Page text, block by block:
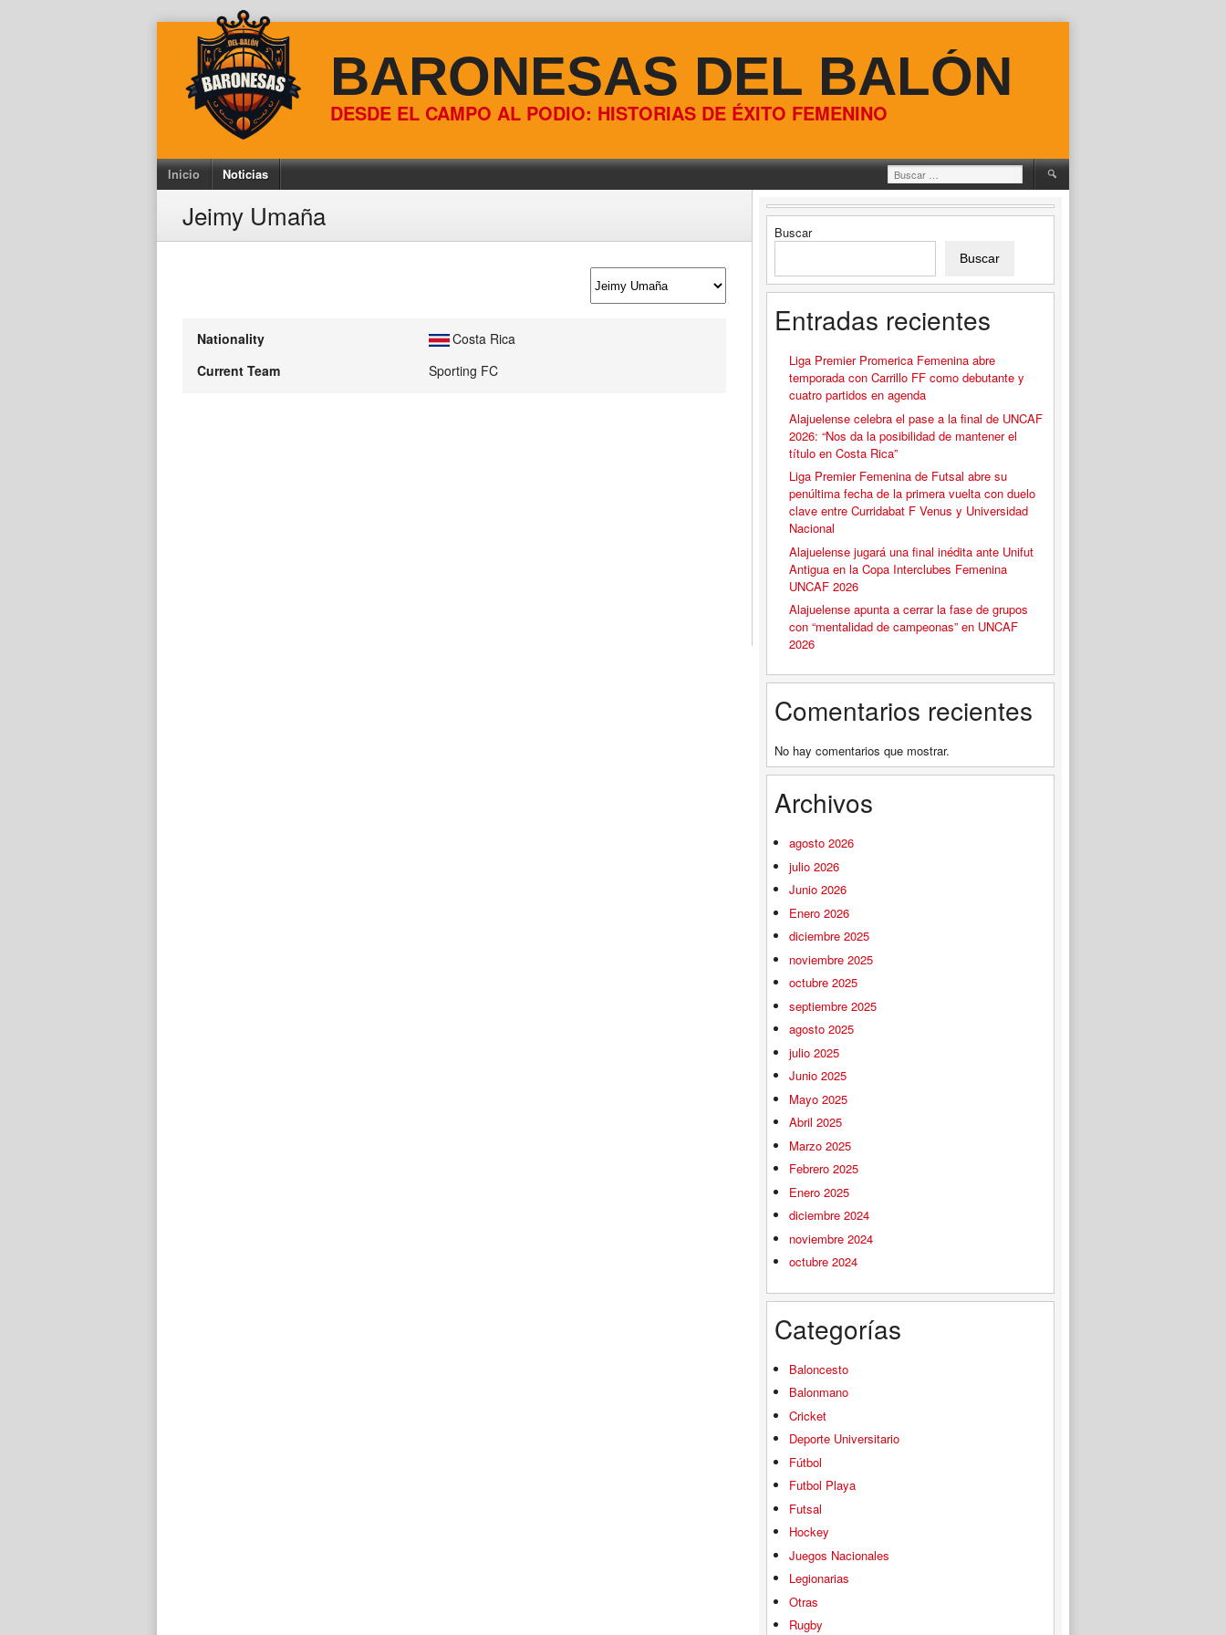
BARONESAS DEL BALÓN
DESDE EL CAMPO AL PODIO: HISTORIAS DE ÉXITO FEMENINO
Inicio Noticias Buscar:
Jeimy Umaña
Nationality
Costa Rica
Current Team
Sporting FC
Buscar
Buscar
Entradas recientes
Liga Premier Promerica Femenina abre
temporada con Carrillo FF como debutante y
cuatro partidos en agenda
Alajuelense celebra el pase a la final de UNCAF
2026: “Nos da la posibilidad de mantener el
título en Costa Rica”
Liga Premier Femenina de Futsal abre su
penúltima fecha de la primera vuelta con duelo
clave entre Curridabat F Venus y Universidad
Nacional
Alajuelense jugará una final inédita ante Unifut
Antigua en la Copa Interclubes Femenina
UNCAF 2026
Alajuelense apunta a cerrar la fase de grupos
con “mentalidad de campeonas” en UNCAF
2026
Comentarios recientes
No hay comentarios que mostrar.
Archivos
agosto 2026
julio 2026
Junio 2026
Enero 2026
diciembre 2025
noviembre 2025
octubre 2025
septiembre 2025
agosto 2025
julio 2025
Junio 2025
Mayo 2025
Abril 2025
Marzo 2025
Febrero 2025
Enero 2025
diciembre 2024
noviembre 2024
octubre 2024
Categorías
Baloncesto
Balonmano
Cricket
Deporte Universitario
Fútbol
Futbol Playa
Futsal
Hockey
Juegos Nacionales
Legionarias
Otras
Rugby